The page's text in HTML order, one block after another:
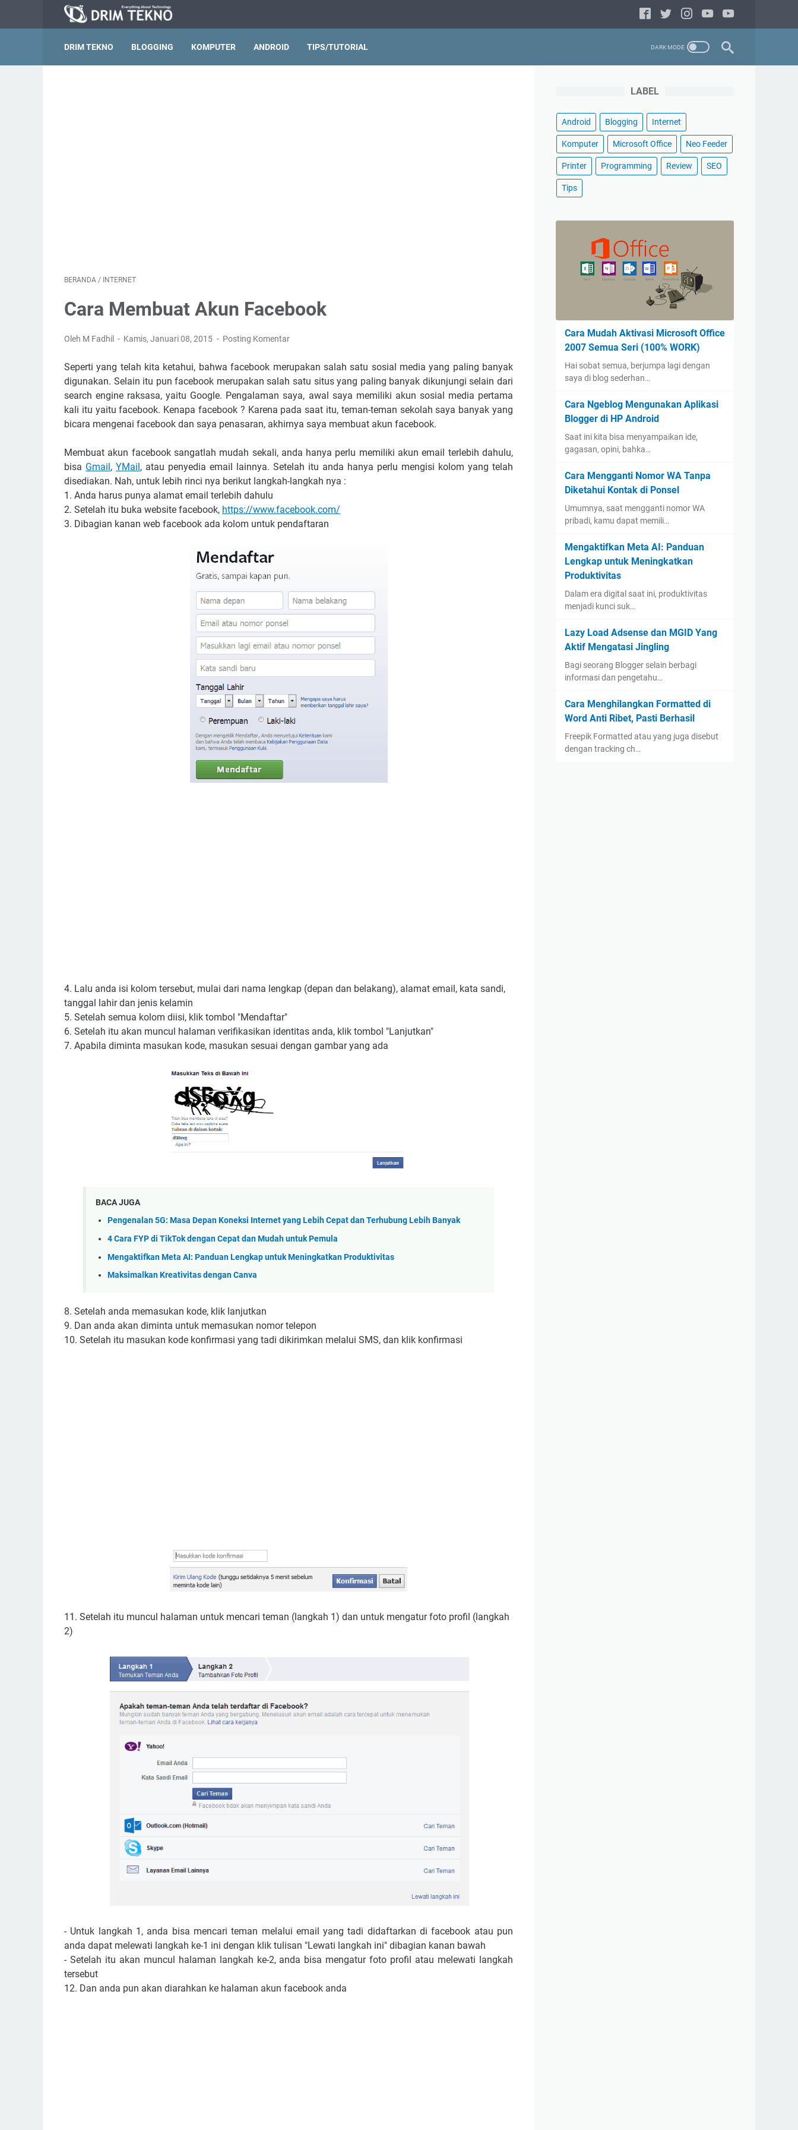
DRIM TEKNO BLOGGING KOMPUTER ANDROID TIPS/TUTORIAL
BERANDA / INTERNET
Cara Membuat Akun Facebook
Oleh M Fadhil Kamis, Januari 08, 2015 Posting Komentar
Seperti yang telah kita ketahui, bahwa facebook merupakan salah satu sosial media yang paling banyak
digunakan. Selain itu pun facebook merupakan salah satu situs yang paling banyak dikunjungi selain dari
search engine raksasa, yaitu Google. Pengalaman saya, awal saya memiliki akun sosial media pertama
kali itu yaitu facebook. Kenapa facebook ? Karena pada saat itu, teman-teman sekolah saya banyak yang
bicara mengenai facebook dan saya penasaran, akhirnya saya membuat akun facebook.
Membuat akun facebook sangatlah mudah sekali, anda hanya perlu memiliki akun email terlebih dahulu,
bisa Gmail, YMail, atau penyedia email lainnya. Setelah itu anda hanya perlu mengisi kolom yang telah
disediakan. Nah, untuk lebih rinci nya berikut langkah-langkah nya :
1. Anda harus punya alamat email terlebih dahulu
2. Setelah itu buka website facebook, https://www.facebook.com/
3. Dibagian kanan web facebook ada kolom untuk pendaftaran
4. Lalu anda isi kolom tersebut, mulai dari nama lengkap (depan dan belakang), alamat email, kata sandi,
tanggal lahir dan jenis kelamin
5. Setelah semua kolom diisi, klik tombol "Mendaftar"
6. Setelah itu akan muncul halaman verifikasikan identitas anda, klik tombol "Lanjutkan"
7. Apabila diminta masukan kode, masukan sesuai dengan gambar yang ada
BACA JUGA
Pengenalan 5G: Masa Depan Koneksi Internet yang Lebih Cepat dan Terhubung Lebih Banyak
4 Cara FYP di TikTok dengan Cepat dan Mudah untuk Pemula
Mengaktifkan Meta AI: Panduan Lengkap untuk Meningkatkan Produktivitas
Maksimalkan Kreativitas dengan Canva
8. Setelah anda memasukan kode, klik lanjutkan
9. Dan anda akan diminta untuk memasukan nomor telepon
10. Setelah itu masukan kode konfirmasi yang tadi dikirimkan melalui SMS, dan klik konfirmasi
11. Setelah itu muncul halaman untuk mencari teman (langkah 1) dan untuk mengatur foto profil (langkah
2)
- Untuk langkah 1, anda bisa mencari teman melalui email yang tadi didaftarkan di facebook atau pun
anda dapat melewati langkah ke-1 ini dengan klik tulisan "Lewati langkah ini" dibagian kanan bawah
- Setelah itu akan muncul halaman langkah ke-2, anda bisa mengatur foto profil atau melewati langkah
tersebut
12. Dan anda pun akan diarahkan ke halaman akun facebook anda
LABEL
Android Blogging Internet
Komputer Microsoft Office Neo Feeder
Printer Programming Review SEO
Tips
Cara Mudah Aktivasi Microsoft Office
2007 Semua Seri (100% WORK)
Hai sobat semua, berjumpa lagi dengan
saya di blog sederhan…
Cara Ngeblog Mengunakan Aplikasi
Blogger di HP Android
Saat ini kita bisa menyampaikan ide,
gagasan, opini, bahka…
Cara Mengganti Nomor WA Tanpa
Diketahui Kontak di Ponsel
Umumnya, saat mengganti nomor WA
pribadi, kamu dapat memili…
Mengaktifkan Meta AI: Panduan
Lengkap untuk Meningkatkan
Produktivitas
Dalam era digital saat ini, produktivitas
menjadi kunci suk…
Lazy Load Adsense dan MGID Yang
Aktif Mengatasi Jingling
Bagi seorang Blogger selain berbagi
informasi dan pengetahu…
Cara Menghilangkan Formatted di
Word Anti Ribet, Pasti Berhasil
Freepik Formatted atau yang juga disebut
dengan tracking ch…